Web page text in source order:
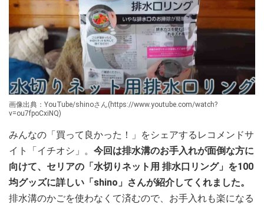
画像出典：YouTube/shinoさん(https://www.youtube.com/watch?
v=ou7fpoCxiNQ)
みんなの「買って良かった！」をシェアするレコメンドサ
イト「イチオシ」。 今回は排水溝のお手入れが面倒な方に
向けて、セリアの「水切りネット用 排水口リング」を100
均グッズに詳しい「shino」さんが紹介してくれました。
排水溝のかごを使わなくて済むので、お手入れも楽になる